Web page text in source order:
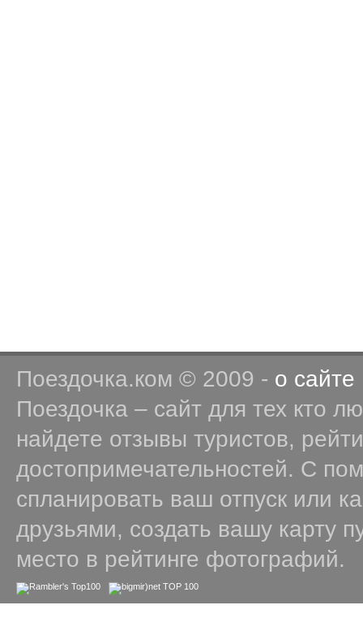
Поездочка.ком © 2009 - о сайте
Поездочка – сайт для тех кто
найдете отзывы туристов,
достопримечательностей. С
спланировать ваш отпуск или
друзьями, создать вашу карту
место в рейтинге фотографий.